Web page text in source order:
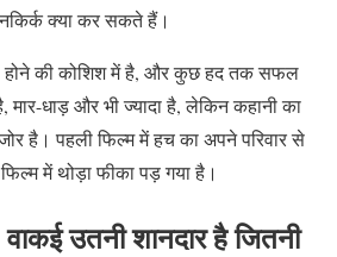
क्या कर सकते हैं।
होने की कोशिश में है, और कुछ हद तक सफल
मार-धाड़ और भी ज्यादा है, लेकिन कहानी का
है। पहली फिल्म में हच का अपने परिवार से
में थोड़ा फीका पड़ गया है।
उतनी शानदार है जितनी